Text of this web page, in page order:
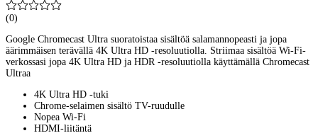
(0)
Google Chromecast Ultra suoratoistaa sisältöä salamannopeasti ja jopa
äärimmäisen terävällä 4K Ultra HD -resoluutiolla. Striimaa sisältöä Wi-Fi-
verkossasi jopa 4K Ultra HD ja HDR -resoluutiolla käyttämällä Chromecast
Ultraa
4K Ultra HD -tuki
Chrome-selaimen sisältö TV-ruudulle
Nopea Wi-Fi
HDMI-liitäntä